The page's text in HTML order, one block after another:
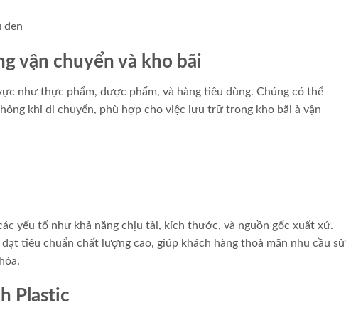
vận chuyển và kho bãi
như thực phẩm, dược phẩm, và hàng tiêu dùng. Chúng có thể
khi di chuyển, phù hợp cho việc lưu trữ trong kho bãi à vận
yếu tố như khả năng chịu tải, kích thước, và nguồn gốc xuất xứ.
tiêu chuẩn chất lượng cao, giúp khách hàng thoả mãn nhu cầu sử
Plastic